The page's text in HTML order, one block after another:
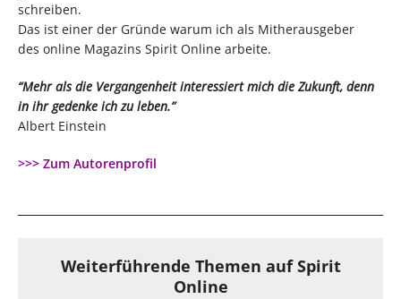
schreiben.
Das ist einer der Gründe warum ich als Mitherausgeber
des online Magazins Spirit Online arbeite.
“Mehr als die Vergangenheit interessiert mich die Zukunft, denn
in ihr gedenke ich zu leben.”
Albert Einstein
>>> Zum Autorenprofil
Weiterführende Themen auf Spirit
Online